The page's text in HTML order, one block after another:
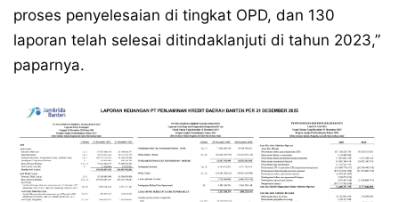
proses penyelesaian di tingkat OPD, dan 130
laporan telah selesai ditindaklanjuti di tahun 2023,”
paparnya.